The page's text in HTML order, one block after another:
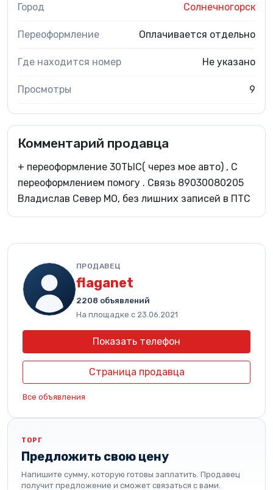
Город Солнечногорск
Переоформление Оплачивается отдельно
Где находится номер Не указано
Просмотры 9
Комментарий продавца
+ переоформление 30ТЫС( через мое авто) , С
переоформлением помогу . Связь 89030080205
Владислав Север МО, без лишних записей в ПТС
ПРОДАВЕЦ
flaganet
2208 объявлений
На площадке с 23.06.2021
Показать телефон
Страница продавца
Все объявления
ТОРГ
Предложить свою цену
Напишите сумму, которую готовы заплатить. Продавец
получит предложение и сможет связаться с вами.